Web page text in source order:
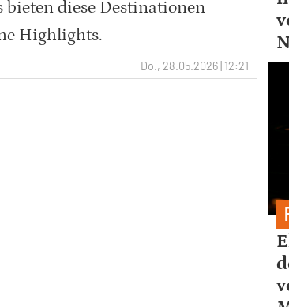
diese Destinationen
Highlights.
Do., 28.05.2026 | 12:21